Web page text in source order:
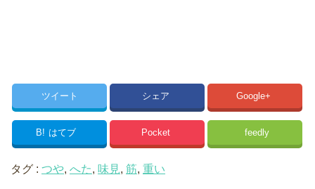
ツイート シェア Google+
B! はてブ Pocket feedly
タグ : つや, へた, 味見, 筋, 重い